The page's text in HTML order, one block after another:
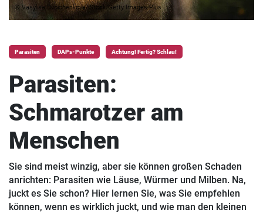
© Vasylisa Dvoichenkova/iStock/Getty Images Plus
Parasiten DAPs-Punkte Achtung! Fertig? Schlau!
Parasiten:
Schmarotzer am
Menschen
Sie sind meist winzig, aber sie können großen Schaden
anrichten: Parasiten wie Läuse, Würmer und Milben. Na,
juckt es Sie schon? Hier lernen Sie, was Sie empfehlen
können, wenn es wirklich juckt, und wie man den kleinen